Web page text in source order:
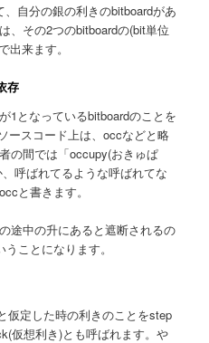
自分の銀の利きのbitboardがあ
、その2つのbitboardの(bit単位
出来ます。
存
1となっているbitboardのことを
ースコード上は、occなどと略
の間では「occupy(おきゅぱ
呼ばれてるような呼ばれてな
と書きます。
途中の升にあると遮断されるの
ことになります。
仮定した時の利きのことをstep
仮想利き)とも呼ばれます。や